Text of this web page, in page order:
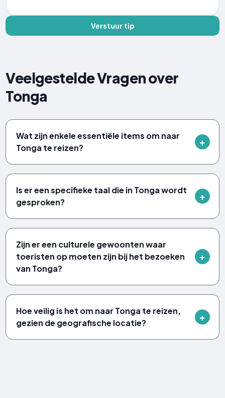
Verstuur tip
Veelgestelde Vragen over
Tonga
Wat zijn enkele essentiële items om naar
Tonga te reizen?
Is er een specifieke taal die in Tonga wordt
gesproken?
Zijn er een culturele gewoonten waar
toeristen op moeten zijn bij het bezoeken
van Tonga?
Hoe veilig is het om naar Tonga te reizen,
gezien de geografische locatie?